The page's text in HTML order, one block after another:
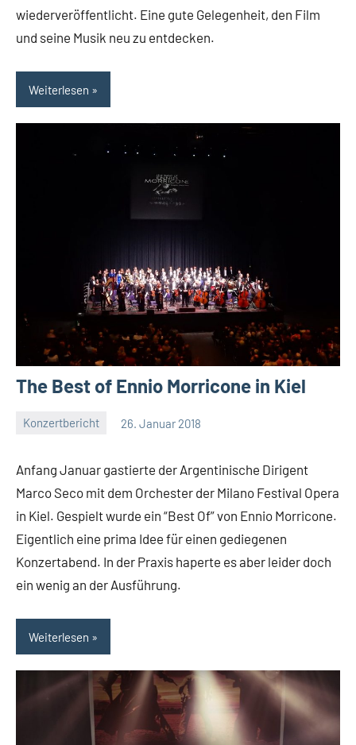
wiederveröffentlicht. Eine gute Gelegenheit, den Film
und seine Musik neu zu entdecken.
Weiterlesen
The Best of Ennio Morricone in Kiel
Konzertbericht 26. Januar 2018
Anfang Januar gastierte der Argentinische Dirigent
Marco Seco mit dem Orchester der Milano Festival Opera
in Kiel. Gespielt wurde ein “Best Of” von Ennio Morricone.
Eigentlich eine prima Idee für einen gediegenen
Konzertabend. In der Praxis haperte es aber leider doch
ein wenig an der Ausführung.
Weiterlesen